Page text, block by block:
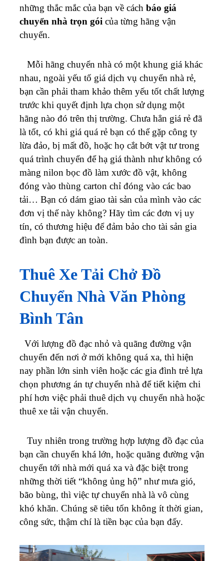
những thắc mắc của bạn về cách báo giá
chuyển nhà trọn gói của từng hãng vận
chuyển.
Mỗi hãng chuyển nhà có một khung giá khác
nhau, ngoài yếu tố giá dịch vụ chuyển nhà rẻ,
bạn cần phải tham khảo thêm yếu tốt chất lượng
trước khi quyết định lựa chọn sử dụng một
hãng nào đó trên thị trường. Chưa hẳn giá rẻ đã
là tốt, có khi giá quá rẻ bạn có thể gặp công ty
lừa đảo, bị mất đồ, hoặc họ cắt bớt vật tư trong
quá trình chuyển để hạ giá thành như không có
màng nilon bọc đồ làm xước đồ vật, không
đóng vào thùng carton chỉ đóng vào các bao
tải… Bạn có dám giao tài sản của mình vào các
đơn vị thế này không? Hãy tìm các đơn vị uy
tín, có thương hiệu để đảm bảo cho tài sản gia
đình bạn được an toàn.
Thuê Xe Tải Chở Đồ
Chuyển Nhà Văn Phòng
Bình Tân
Với lượng đồ đạc nhỏ và quãng đường vận
chuyển đến nơi ở mới không quá xa, thì hiện
nay phần lớn sinh viên hoặc các gia đình trẻ lựa
chọn phương án tự chuyển nhà để tiết kiệm chi
phí hơn việc phải thuê dịch vụ chuyển nhà hoặc
thuê xe tải vận chuyển.
Tuy nhiên trong trường hợp lượng đồ đạc của
bạn cần chuyển khá lớn, hoặc quãng đường vận
chuyển tới nhà mới quá xa và đặc biệt trong
những thời tiết “không ủng hộ” như mưa gió,
bão bùng, thì việc tự chuyển nhà là vô cùng
khó khăn. Chúng sẽ tiêu tốn không ít thời gian,
công sức, thậm chí là tiền bạc của bạn đấy.